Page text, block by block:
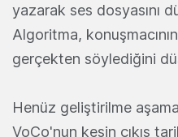
yazarak ses dosyasını
Algoritma,
gerçekten söylediğini
Henüz geliştirilme
VoCo'nun kesin çıkış